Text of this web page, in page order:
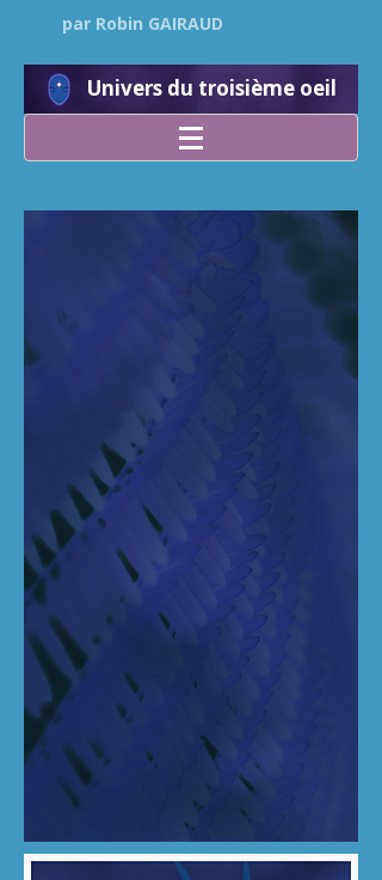
par Robin GAIRAUD
Univers du troisième oeil